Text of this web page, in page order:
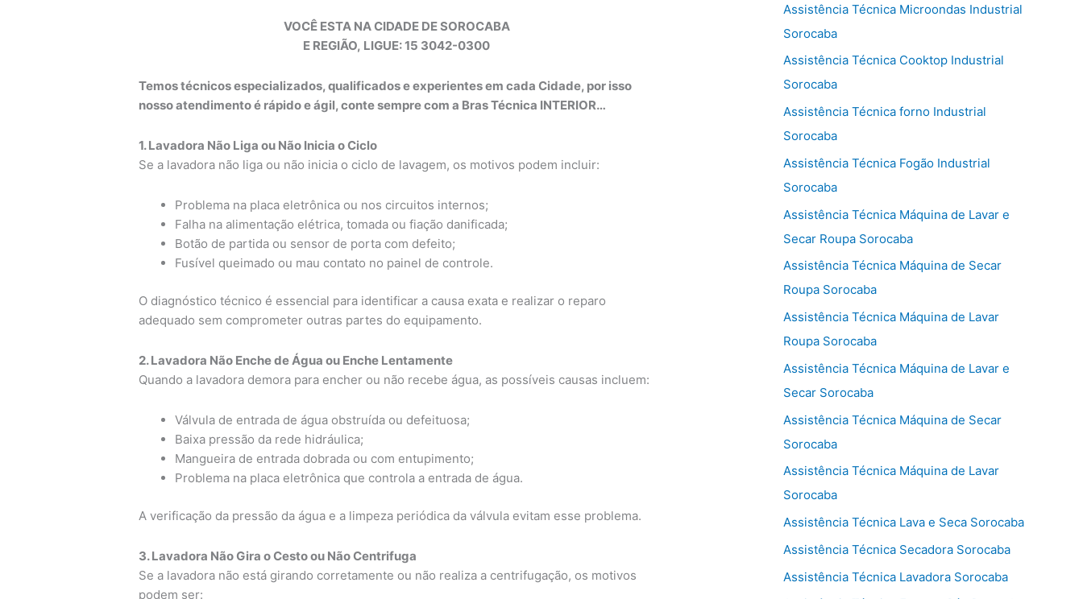
VOCÊ ESTA NA CIDADE DE SOROCABA
E REGIÃO, LIGUE: 15 3042-0300
Temos técnicos especializados, qualificados e experientes em cada Cidade, por isso
nosso atendimento é rápido e ágil, conte sempre com a Bras Técnica INTERIOR…
1. Lavadora Não Liga ou Não Inicia o Ciclo
Se a lavadora não liga ou não inicia o ciclo de lavagem, os motivos podem incluir:
Problema na placa eletrônica ou nos circuitos internos;
Falha na alimentação elétrica, tomada ou fiação danificada;
Botão de partida ou sensor de porta com defeito;
Fusível queimado ou mau contato no painel de controle.
O diagnóstico técnico é essencial para identificar a causa exata e realizar o reparo
adequado sem comprometer outras partes do equipamento.
2. Lavadora Não Enche de Água ou Enche Lentamente
Quando a lavadora demora para encher ou não recebe água, as possíveis causas incluem:
Válvula de entrada de água obstruída ou defeituosa;
Baixa pressão da rede hidráulica;
Mangueira de entrada dobrada ou com entupimento;
Problema na placa eletrônica que controla a entrada de água.
A verificação da pressão da água e a limpeza periódica da válvula evitam esse problema.
3. Lavadora Não Gira o Cesto ou Não Centrifuga
Se a lavadora não está girando corretamente ou não realiza a centrifugação, os motivos
podem ser:
Assistência Técnica Microondas Industrial
Sorocaba
Assistência Técnica Cooktop Industrial
Sorocaba
Assistência Técnica forno Industrial
Sorocaba
Assistência Técnica Fogão Industrial
Sorocaba
Assistência Técnica Máquina de Lavar e
Secar Roupa Sorocaba
Assistência Técnica Máquina de Secar
Roupa Sorocaba
Assistência Técnica Máquina de Lavar
Roupa Sorocaba
Assistência Técnica Máquina de Lavar e
Secar Sorocaba
Assistência Técnica Máquina de Secar
Sorocaba
Assistência Técnica Máquina de Lavar
Sorocaba
Assistência Técnica Lava e Seca Sorocaba
Assistência Técnica Secadora Sorocaba
Assistência Técnica Lavadora Sorocaba